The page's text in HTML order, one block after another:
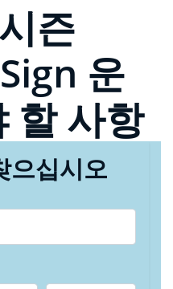
즌
운
할 사항
으십시오